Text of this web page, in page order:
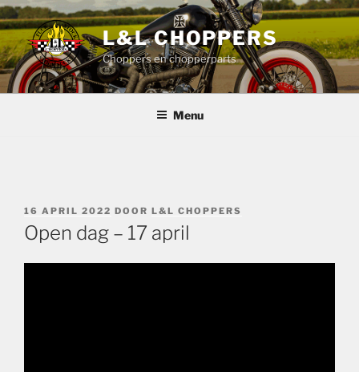
Ga
naar
de
inhoud
L&L CHOPPERS
Choppers en chopperparts
Menu
GEPLAATST
OP
16 APRIL 2022 DOOR L&L CHOPPERS
Open dag – 17 april